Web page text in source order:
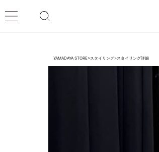
YAMADAYA STORE>スタイリング>スタイリング詳細